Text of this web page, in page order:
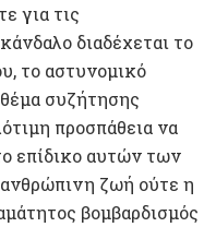
για τις
διαδέχεται το
το αστυνοµικό
θέµα συζήτησης
προσπάθεια να
επίδικο αυτών των
ζωή ούτε η
βοµβαρδισµός